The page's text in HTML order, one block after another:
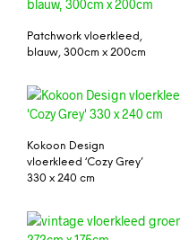
Patchwork vloerkleed,
blauw, 300cm x 200cm
Kokoon Design
vloerkleed ‘Cozy Grey’
330 x 240 cm